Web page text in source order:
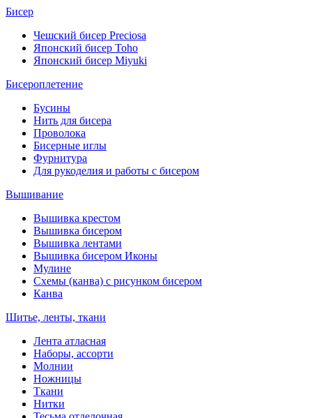
Бисер
Чешский бисер Preciosa
Японский бисер Toho
Японский бисер Miyuki
Бисероплетение
Бусины
Нить для бисера
Проволока
Бисерные иглы
Фурнитура
Для рукоделия и работы с бисером
Вышивание
Вышивка крестом
Вышивка бисером
Вышивка лентами
Вышивка бисером Иконы
Мулине
Схемы (канва) с рисунком бисером
Канва
Шитье, ленты, ткани
Лента атласная
Наборы, ассорти
Молнии
Ножницы
Ткани
Нитки